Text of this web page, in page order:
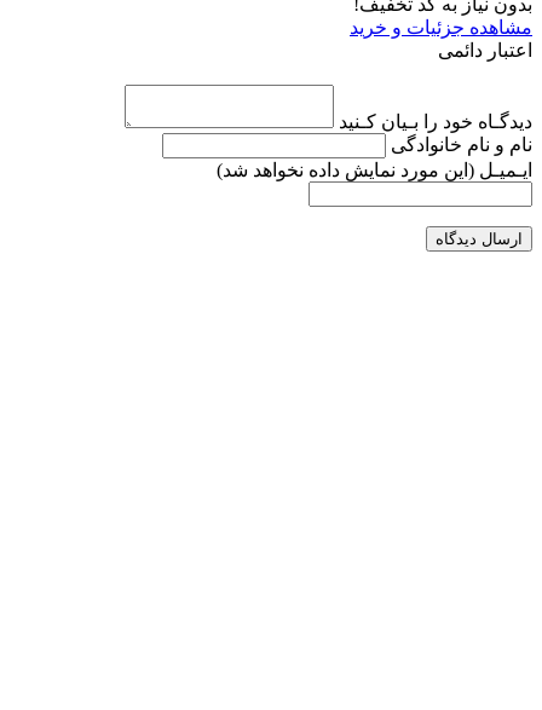
بدون نیاز به کد تخفیف!
مشاهده جزئیات و خرید
اعتبار دائمی
دیدگـاه خود را بـیان کـنید
نام و نام خانوادگی
ایـمیـل (این مورد نمایش داده نخواهد شد)
ارسال دیدگاه